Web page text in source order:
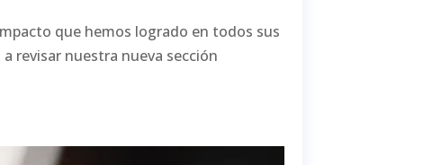
que hemos logrado en todos sus
revisar nuestra nueva sección